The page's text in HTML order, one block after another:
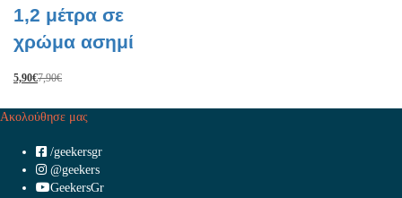
1,2 μέτρα σε
χρώμα ασημί
5,90€7,90€
Ακολούθησε μας
/geekersgr
@geekers
GeekersGr